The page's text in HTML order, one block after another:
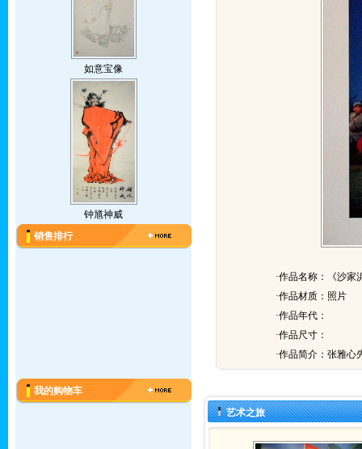
如意宝像
钟馗神威
销售排行
我的购物车
·作品名称：《沙家
·作品材质：照片
·作品年代：
·作品尺寸：
·作品简介： 张雅心
艺术之旅